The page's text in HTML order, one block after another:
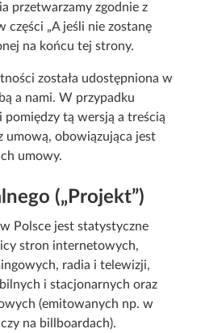
przetwarzamy zgodnie z
części „A jeśli nie zostanę
na końcu tej strony.
została udostępniona w
a nami. W przypadku
tą wersją a treścią
umową, obowiązująca jest
umowy.
(„Projekt”)
Polsce jest statystyczne
stron internetowych,
radia i telewizji,
i stacjonarnych oraz
(emitowanych np. w
na billboardach).